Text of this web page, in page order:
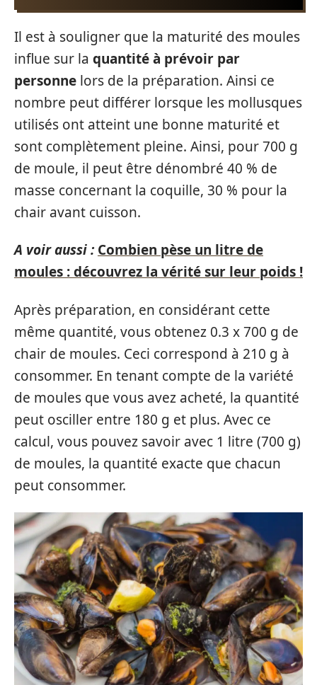
Il est à souligner que la maturité des moules
influe sur la quantité à prévoir par
personne lors de la préparation. Ainsi ce
nombre peut différer lorsque les mollusques
utilisés ont atteint une bonne maturité et
sont complètement pleine. Ainsi, pour 700 g
de moule, il peut être dénombré 40 % de
masse concernant la coquille, 30 % pour la
chair avant cuisson.
A voir aussi : Combien pèse un litre de
moules : découvrez la vérité sur leur poids !
Après préparation, en considérant cette
même quantité, vous obtenez 0.3 x 700 g de
chair de moules. Ceci correspond à 210 g à
consommer. En tenant compte de la variété
de moules que vous avez acheté, la quantité
peut osciller entre 180 g et plus. Avec ce
calcul, vous pouvez savoir avec 1 litre (700 g)
de moules, la quantité exacte que chacun
peut consommer.